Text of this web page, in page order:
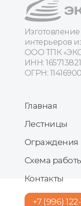
интерьеров
ООО ТПК
ИНН:
ОГРН:
Главная
Лестницы
Ограждения
Схема
Контакты
+7 (996)